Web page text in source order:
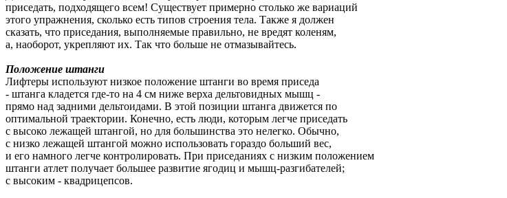
приседать, подходящего всем! Существует примерно столько же вариаций
этого упражнения, сколько есть типов строения тела. Также я должен
сказать, что приседания, выполняемые правильно, не вредят коленям,
а, наоборот, укрепляют их. Так что больше не отмазывайтесь.
Положение штанги
Лифтеры используют низкое положение штанги во время приседа
- штанга кладется где-то на 4 см ниже верха дельтовидных мышц -
прямо над задними дельтоидами. В этой позиции штанга движется по
оптимальной траектории. Конечно, есть люди, которым легче приседать
с высоко лежащей штангой, но для большинства это нелегко. Обычно,
с низко лежащей штангой можно использовать гораздо больший вес,
и его намного легче контролировать. При приседаниях с низким положением
штанги атлет получает большее развитие ягодиц и мышц-разгибателей;
с высоким - квадрицепсов.